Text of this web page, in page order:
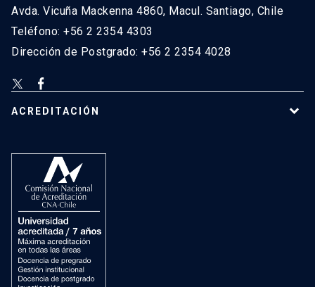
Avda. Vicuña Mackenna 4860, Macul. Santiago, Chile
Teléfono: +56 2 2354 4303
Dirección de Postgrado: +56 2 2354 4028
ACREDITACIÓN